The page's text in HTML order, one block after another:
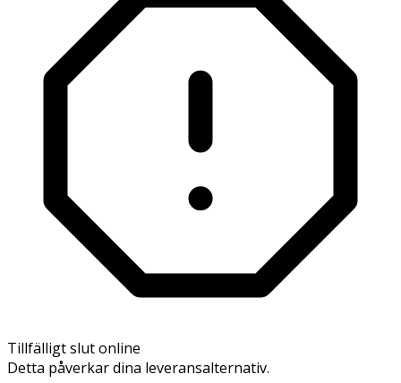
Tillfälligt slut online
Detta påverkar dina leveransalternativ.